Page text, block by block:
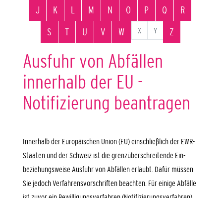
J
K L M N O P Q
R
S
T U V W X Y Z
Ausfuhr von Abfällen
innerhalb der EU -
Notifizierung beantragen
Innerhalb der Europäischen Union (EU) einschließlich der EWR-
Staaten und der Schweiz ist die grenzüberschreitende Ein-
beziehungsweise Ausfuhr von Abfällen erlaubt. Dafür müssen
Sie jedoch Verfahrensvorschriften beachten. Für einige Abfälle